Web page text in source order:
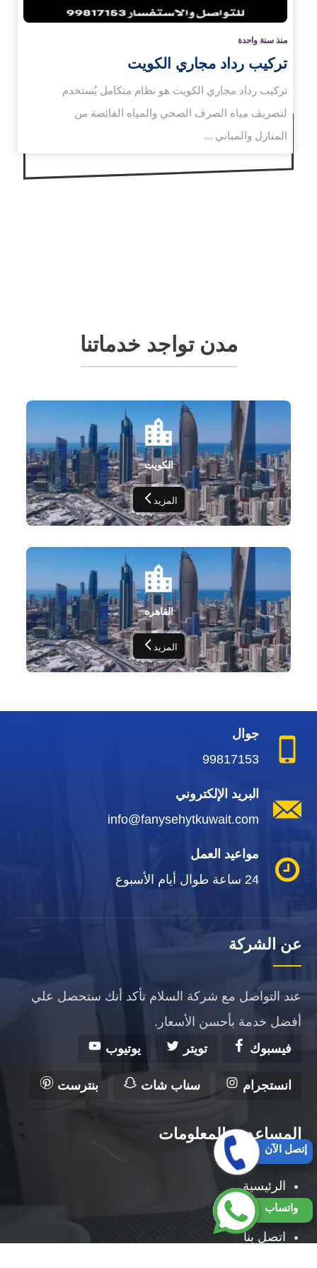
منذ سنة واحدة
تركيب رداد مجاري الكويت
تركيب رداد مجاري الكويت هو نظام متكامل يُستخدم
لتصريف مياه الصرف الصحي والمياه الفائضة من
المنازل والمباني ...
مدن تواجد خدماتنا
الكويت
المزيد
القاهره
المزيد
جوال
99817153
البريد الإلكتروني
info@fanysehytkuwait.com
مواعيد العمل
24 ساعة طوال أيام الأسبوع
عن الشركة
عند التواصل مع شركة السلام تأكد أنك ستحصل علي
أفضل خدمة بأحسن الأسعار.
فيسبوك
تويتر يوتيوب
انستجرام سناب شات بنترست
المساعدة والمعلومات
الرئيسية
من نحن
اتصل بنا
واتساب
إتصل الآن